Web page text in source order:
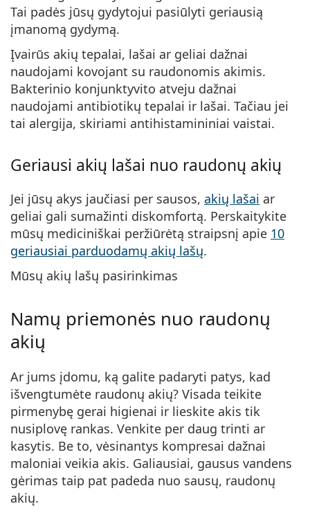
Tai padės jūsų gydytojui pasiūlyti geriausią
įmanomą gydymą.
Įvairūs akių tepalai, lašai ar geliai dažnai
naudojami kovojant su raudonomis akimis.
Bakterinio konjunktyvito atveju dažnai
naudojami antibiotikų tepalai ir lašai. Tačiau jei
tai alergija, skiriami antihistamininiai vaistai.
Geriausi akių lašai nuo raudonų akių
Jei jūsų akys jaučiasi per sausos, akių lašai ar
geliai gali sumažinti diskomfortą. Perskaitykite
mūsų mediciniškai peržiūrėtą straipsnį apie 10
geriausiai parduodamų akių lašų.
Mūsų akių lašų pasirinkimas
Namų priemonės nuo raudonų
akių
Ar jums įdomu, ką galite padaryti patys, kad
išvengtumėte raudonų akių? Visada teikite
pirmenybę gerai higienai ir lieskite akis tik
nusiplovę rankas. Venkite per daug trinti ar
kasytis. Be to, vėsinantys kompresai dažnai
maloniai veikia akis. Galiausiai, gausus vandens
gėrimas taip pat padeda nuo sausų, raudonų
akių.